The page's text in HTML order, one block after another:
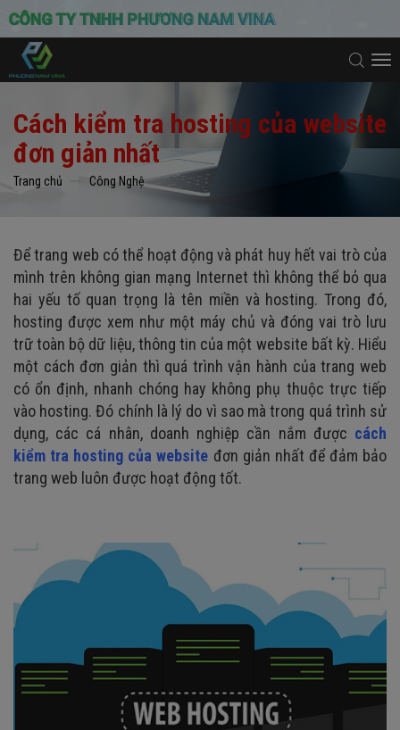
Cách kiểm tra hosting của website
đơn giản nhất
Trang chủ Công Nghệ
Để trang web có thể hoạt động và phát huy hết vai trò của
mình trên không gian mạng Internet thì không thể bỏ qua
hai yếu tố quan trọng là tên miền và hosting. Trong đó,
hosting được xem như một máy chủ và đóng vai trò lưu
trữ toàn bộ dữ liệu, thông tin của một website bất kỳ. Hiểu
một cách đơn giản thì quá trình vận hành của trang web
có ổn định, nhanh chóng hay không phụ thuộc trực tiếp
vào hosting. Đó chính là lý do vì sao mà trong quá trình sử
dụng, các cá nhân, doanh nghiệp cần nắm được cách
kiểm tra hosting của website đơn giản nhất để đảm bảo
trang web luôn được hoạt động tốt.